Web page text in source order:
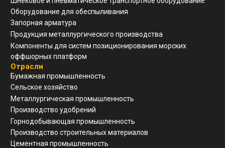
Реквизиты
ООО "ЗАВОД АГМ МЕТМАШ"
ИНН
5 262 395 147
ОГРН
1 245 200 011 055
КПП
526 201 001
Почтовый адрес
г. Нижний Новгород, ул Свободы, д 19, офис 211
© Все права защищены
Разработка сайта
Политика конфиденциальности
Согласие на обработку ПД